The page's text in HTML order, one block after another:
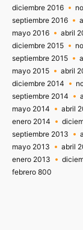
diciembre 2016
septiembre 2016
mayo 2016
abril
diciembre 2015
septiembre 2015
mayo 2015
abril
diciembre 2014
septiembre 2014
mayo 2014
abril
enero 2014
septiembre 2013
mayo 2013
abril
enero 2013
febrero 800